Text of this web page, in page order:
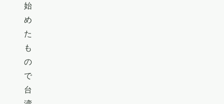
始
め
た
も
の
で
台